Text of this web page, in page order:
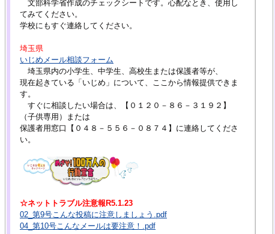
文部科学省作成のチェックシートです。心配なとき、使用し
てみてください。
学校にもすぐ連絡してください。
埼玉県
いじめメール相談フォーム
埼玉県内の小学生、中学生、高校生または保護者等が、
現在起きている「いじめ」について、ここから情報提供できま
す。
すぐに相談したい場合は、【０１２０－８６－３１９２】
（子供専用）または
保護者用窓口【０４８－５５６－０８７４】に連絡してくださ
い。
☆ネットトラブル注意報R5.1.23
02_第9号こんな投稿に注意しましょう.pdf
04_第10号こんなメールは要注意！.pdf